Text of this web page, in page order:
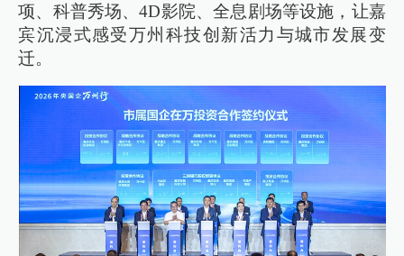
项、科普秀场、4D影院、全息剧场等设施，让嘉
宾沉浸式感受万州科技创新活力与城市发展变
迁。